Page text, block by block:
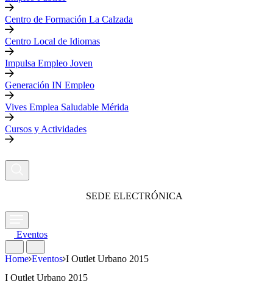
Centro de Formación La Calzada
Centro Local de Idiomas
Impulsa Empleo Joven
Generación IN Empleo
Vives Emplea Saludable Mérida
Cursos y Actividades
SEDE ELECTRÓNICA
Eventos
Home Eventos I Outlet Urbano 2015
I Outlet Urbano 2015